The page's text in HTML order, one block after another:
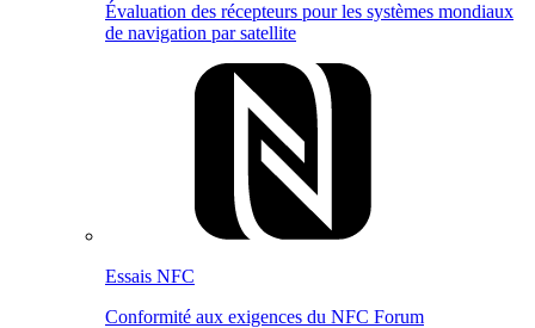
Évaluation des récepteurs pour les systèmes mondiaux
de navigation par satellite
Essais NFC
Conformité aux exigences du NFC Forum